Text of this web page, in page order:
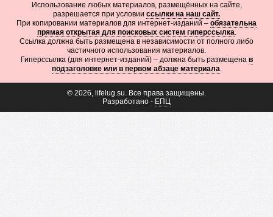
Использование любых материалов, размещённых на сайте,
разрешается при условии ссылки на наш сайт.
При копировании материалов для интернет-изданий – обязательна
прямая открытая для поисковых систем гиперссылка.
Ссылка должна быть размещена в независимости от полного либо
частичного использования материалов.
Гиперссылка (для интернет-изданий) – должна быть размещена в
подзаголовке или в первом абзаце материала.
© 2026, lifelug.su. Все права защищены.
Разработано - ЕПЦ